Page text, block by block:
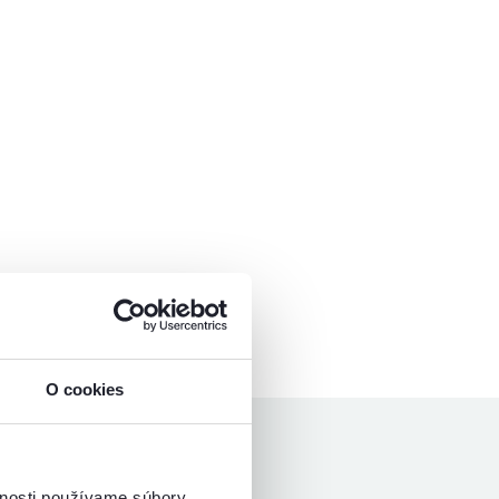
O cookies